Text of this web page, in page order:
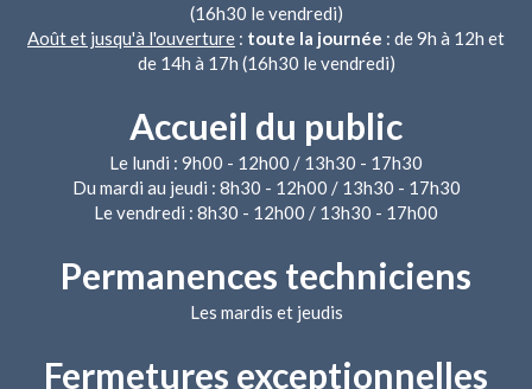
(16h30 le vendredi)
Août et jusqu'à l'ouverture : toute la journée : de 9h à 12h et
de 14h à 17h (16h30 le vendredi)
Accueil du public
Le lundi : 9h00 - 12h00 / 13h30 - 17h30
Du mardi au jeudi : 8h30 - 12h00 / 13h30 - 17h30
Le vendredi : 8h30 - 12h00 / 13h30 - 17h00
Permanences techniciens
Les mardis et jeudis
Fermetures exceptionnelles